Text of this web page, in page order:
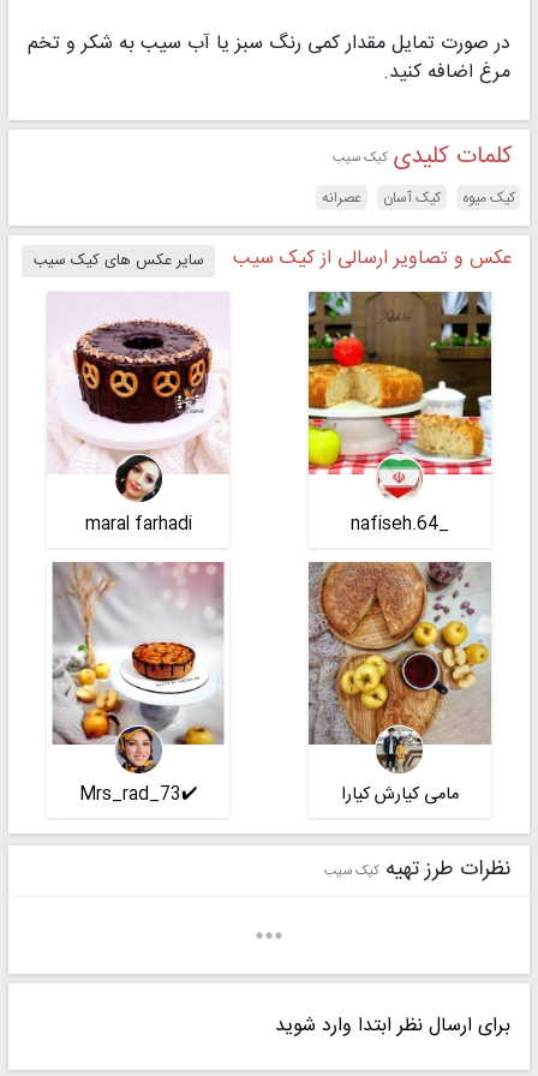
در صورت تمایل مقدار کمی رنگ سبز یا آب سیب به شکر و تخم
مرغ اضافه کنید.
کلمات کلیدی کیک سیب
کیک میوه کیک آسان عصرانه
عکس و تصاویر ارسالی از کیک سیب سایر عکس های کیک سیب
_nafiseh.64
maral farhadi
مامی کیارش کیارا ✔️Mrs_rad_73
Irana.y
_nafiseh.64
نظرات طرز تهیه کیک سیب
برای ارسال نظر ابتدا وارد شوید